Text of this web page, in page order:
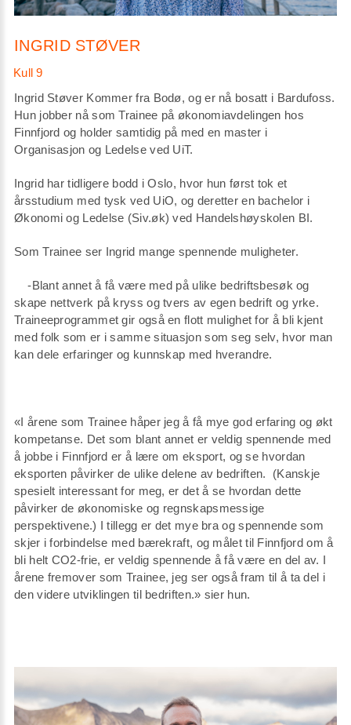
INGRID STØVER
Ingrid Støver Kommer fra Bodø, og er nå bosatt i Bardufoss.
Hun jobber nå som Trainee på økonomiavdelingen hos
Finnfjord og holder samtidig på med en master i
Organisasjon og Ledelse ved UiT.
Ingrid har tidligere bodd i Oslo, hvor hun først tok et
årsstudium med tysk ved UiO, og deretter en bachelor i
Økonomi og Ledelse (Siv.øk) ved Handelshøyskolen BI.
Som Trainee ser Ingrid mange spennende muligheter.
-Blant annet å få være med på ulike bedriftsbesøk og
skape nettverk på kryss og tvers av egen bedrift og yrke.
Traineeprogrammet gir også en flott mulighet for å bli kjent
med folk som er i samme situasjon som seg selv, hvor man
kan dele erfaringer og kunnskap med hverandre.
«I årene som Trainee håper jeg å få mye god erfaring og økt
kompetanse. Det som blant annet er veldig spennende med
å jobbe i Finnfjord er å lære om eksport, og se hvordan
eksporten påvirker de ulike delene av bedriften. (Kanskje
spesielt interessant for meg, er det å se hvordan dette
påvirker de økonomiske og regnskapsmessige
perspektivene.) I tillegg er det mye bra og spennende som
skjer i forbindelse med bærekraft, og målet til Finnfjord om å
bli helt CO2-frie, er veldig spennende å få være en del av. I
årene fremover som Trainee, jeg ser også fram til å ta del i
den videre utviklingen til bedriften.» sier hun.